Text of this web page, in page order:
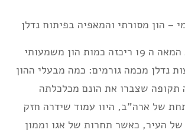
שיקגו של תחילת המאה ה 19 ריכזה כמות הון משמעותי
נדלן מכמה גורמים: כמה מבעלי ההון
תקופה שצברו את הונם מכלכלתה
של ארה”ב, היוו עמוד שידרה חזק
של העיר, כאשר תחרות של אגו וממון